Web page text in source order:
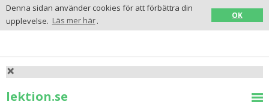
Denna sidan använder cookies för att förbättra din
upplevelse. Läs mer här.
OK
lektion.se